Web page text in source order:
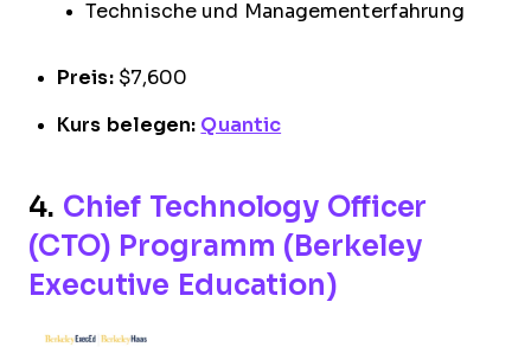
Technische und Managementerfahrung
Preis:$7,600
Kurs belegen: Quantic
4. Chief Technology Officer
(CTO) Programm (Berkeley
Executive Education)